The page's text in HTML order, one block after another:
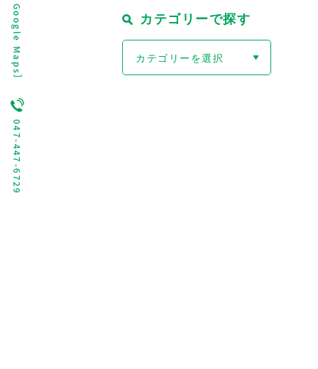
Google Maps］
047-447-6729
カテゴリーで探す
カテゴリーを選択